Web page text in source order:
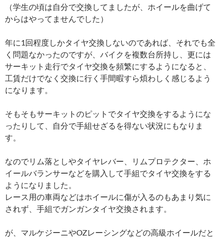
（学生の頃は自分で交換してましたが、ホイールを曲げて
からはやってませんでした）
年に1回程度しかタイヤ交換しないのであれば、それでも全
く問題なかったのですが、バイクを複数台所持し、更には
サーキット走行でタイヤ交換を頻繁にするようになると、
工賃だけでなく交換に行く手間暇すら煩わしく感じるよう
になります。
そもそもサーキットのピットでタイヤ交換をするようにな
ったりして、自分で手組せざるを得ない状況にもなりま
す。
なのでリム落としやタイヤレバー、リムプロテクター、ホ
イールバランサーなどを購入して手組でタイヤ交換をする
ようになりました。
レース用の車両などはホイールに傷が入るのもあまり気に
されず、手組でガンガンタイヤ交換されます。
が、マルケジーニやOZレーシングなどの高級ホイールだと